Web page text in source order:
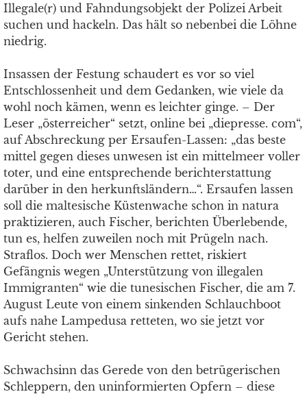
Illegale(r) und Fahndungsobjekt der Polizei Arbeit
suchen und hackeln. Das hält so nebenbei die Löhne
niedrig.
Insassen der Festung schaudert es vor so viel
Entschlossenheit und dem Gedanken, wie viele da
wohl noch kämen, wenn es leichter ginge. – Der
Leser „österreicher“ setzt, online bei „diepresse. com“,
auf Abschreckung per Ersaufen-Lassen: „das beste
mittel gegen dieses unwesen ist ein mittelmeer voller
toter, und eine entsprechende berichterstattung
darüber in den herkunftsländern…“. Ersaufen lassen
soll die maltesische Küstenwache schon in natura
praktizieren, auch Fischer, berichten Überlebende,
tun es, helfen zuweilen noch mit Prügeln nach.
Straflos. Doch wer Menschen rettet, riskiert
Gefängnis wegen „Unterstützung von illegalen
Immigranten“ wie die tunesischen Fischer, die am 7.
August Leute von einem sinkenden Schlauchboot
aufs nahe Lampedusa retteten, wo sie jetzt vor
Gericht stehen.
Schwachsinn das Gerede von den betrügerischen
Schleppern, den uninformierten Opfern – diese